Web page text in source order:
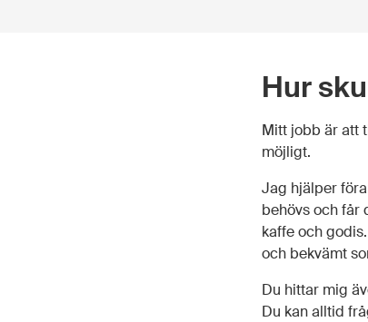
Hur
Mitt jobb är att
möjligt.
Jag hjälper
behövs och får
kaffe och
och bekvämt
Du hittar mig
Du kan alltid